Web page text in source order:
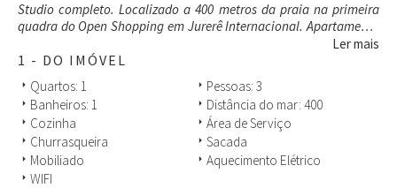
Studio completo. Localizado a 400 metros da praia na primeira
quadra do Open Shopping em Jurerê Internacional. Apartamento
conta com cozinha totalmente equipada, excelente posição solar.
Ler mais
1 - DO IMÓVEL
arrow_right Quartos: 1 arrow_right Pessoas: 3
arrow_right Banheiros: 1 arrow_right Distância do mar: 400
arrow_right Cozinha arrow_right Área de Serviço
arrow_right Churrasqueira arrow_right Sacada
arrow_right Mobiliado arrow_right Aquecimento Elétrico
arrow_right WIFI